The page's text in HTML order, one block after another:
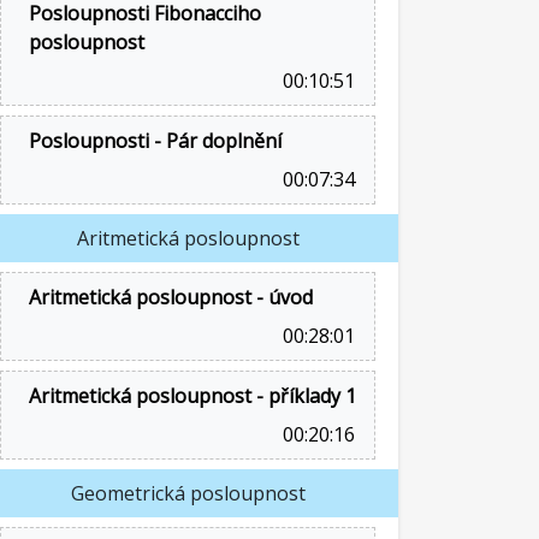
Posloupnosti Fibonacciho
posloupnost
00:10:51
Posloupnosti - Pár doplnění
00:07:34
Aritmetická posloupnost
Aritmetická posloupnost - úvod
00:28:01
Aritmetická posloupnost - příklady 1
00:20:16
Geometrická posloupnost